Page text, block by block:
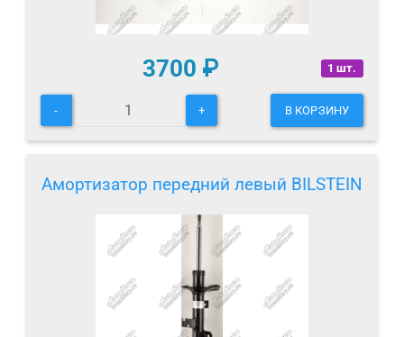
1 шт.
3700 ₽
- + В КОРЗИНУ
Амортизатор передний левый BILSTEIN